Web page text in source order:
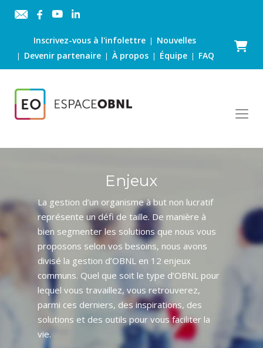
Inscrivez-vous à l'infolettre| Nouvelles
| Devenir partenaire |À propos | Équipe | FAQ
Panier
Enjeux
La gestion d’un organisme à but non lucratif
représente un défi de taille. De manière à
bien segmenter les solutions que nous vous
proposons selon vos besoins, nous avons
divisé la gestion d’OBNL en 12 enjeux
communs. Quel que soit le type d’OBNL pour
lequel vous travaillez, vous retrouverez,
parmi ces derniers, des inspirations, des
solutions et des outils pour vous faciliter la
vie.